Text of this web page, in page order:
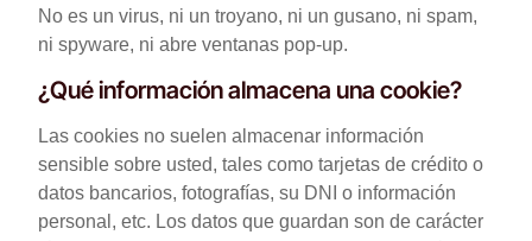
No es un virus, ni un troyano, ni un gusano, ni spam,
ni spyware, ni abre ventanas pop-up.
¿Qué información almacena una cookie?
Las cookies no suelen almacenar información
sensible sobre usted, tales como tarjetas de crédito o
datos bancarios, fotografías, su DNI o información
personal, etc. Los datos que guardan son de carácter